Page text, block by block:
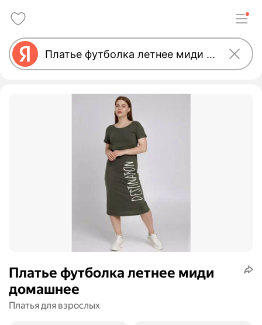
Платье футболка летнее миди
домашнее
Платья для взрослых